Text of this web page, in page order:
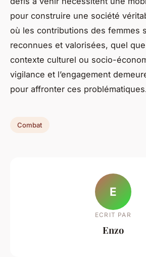
pour construire une société
où les contributions des femmes
reconnues et valorisées, quel
contexte culturel ou socio-
vigilance et l’engagement
pour affronter ces
Combat
E
ECRIT PAR
Enzo